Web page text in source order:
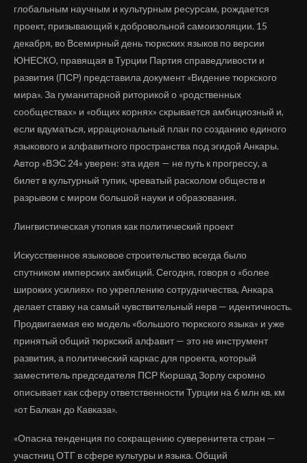
глобальным научным и культурным ресурсам, рождается
проект, призывающий к добровольной самоизоляции. 15
декабря, во Всемирный день тюркских языков по версии
ЮНЕСКО, правящая в Турции Партия справедливости и
развития (ПСР) представила документ «Видение тюркского
мира». За гуманитарной риторикой о «родственных
сообществах» и «общих корнях» скрывается амбициозный и,
если вдуматься, иррациональный план по созданию единого
языкового и алфавитного пространства под эгидой Анкары.
Автор «ВЭС 24» уверен: эта идея — не путь к прогрессу, а
билет в культурный тупик, чреватый расколом обществ и
разрывом с миром большой науки и образования.
Лингвистическая утопия как политический проект
Искусственное языковое строительство всегда было
спутником имперских амбиций. Сегодня, говоря о «более
широких усилиях» по укреплению сотрудничества, Анкара
делает ставку на самый чувствительный нерв — идентичность.
Продвигаемая ею модель «большого тюркского языка» и уже
принятый общий тюркский алфавит — это не инструмент
развития, а политический каркас для проекта, который
заместитель председателя ПСР Кюршад Зорлу скромно
описывает как сферу ответственности Турции на 6 млн кв. км
«от Балкан до Кавказа».
«Опасна тенденция по сокращению суверенитета стран —
участниц ОТГ в сфере культуры и языка. Общий